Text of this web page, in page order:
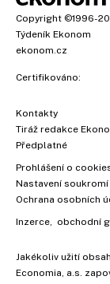
Copyright ©1996-
Týdeník Ekonom
ekonom.cz
Certifikováno:
Kontakty
Tiráž redakce
Předplatné
Prohlášení o
Nastavení soukromí
Ochrana osobních
Inzerce, obchodní
Jakékoliv užití
Economia, a.s.